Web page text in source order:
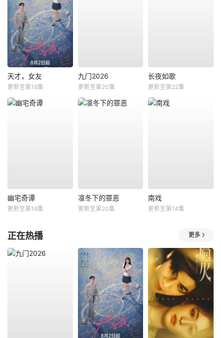
天才，女友
更新至第18集
九门2026
更新至第20集
长夜如歌
更新至第22集
幽宅奇谭
更新至第16集
凛冬下的罪恶
更新至第20集
南戏
更新至第14集
正在热播 更多